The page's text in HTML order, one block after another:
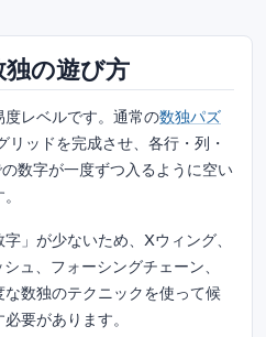
独の遊び方
レベルです。通常の数独パズ
リッドを完成させ、各行・列・
数字が一度ずつ入るように空い
」が少ないため、Xウィング、
ュ、フォーシングチェーン、
数独のテクニックを使って候
要があります。